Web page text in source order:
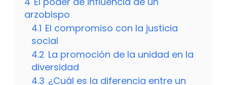
arzobispo
4.1 El compromiso con la justicia
social
4.2 La promoción de la unidad en la
diversidad
4.3 ¿Cuál es la diferencia entre un